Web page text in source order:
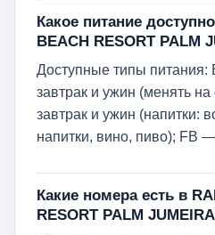
Какое питание
BEACH RESORT PALM
Доступные типы
завтрак и ужин (менять
завтрак и ужин (напитки:
напитки, вино, пиво); FB
Какие номера есть в
RESORT PALM